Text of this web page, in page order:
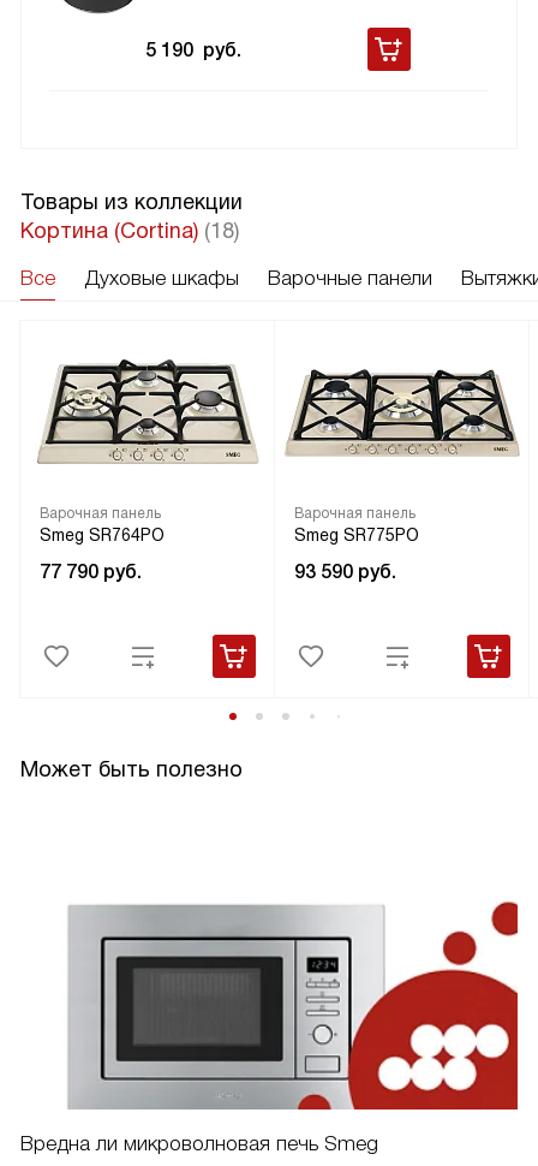
5 190 руб.
Товары из коллекции
Кортина (Cortina) (18)
Все Духовые шкафы Варочные панели
Варочная панель
Smeg SR764PO
77 790 руб.
Варочная панель
Smeg SR775PO
93 590 руб.
Может быть полезно
Вредна ли микроволновая печь Smeg